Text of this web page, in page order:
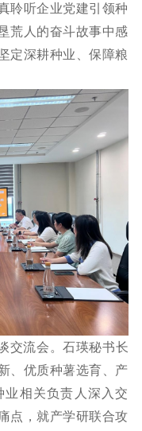
聆听企业党建引领种
荒人的奋斗故事中感
定深耕种业、保障粮
交流会。石瑛秘书长
、优质种薯选育、产
业相关负责人深入交
点，就产学研联合攻